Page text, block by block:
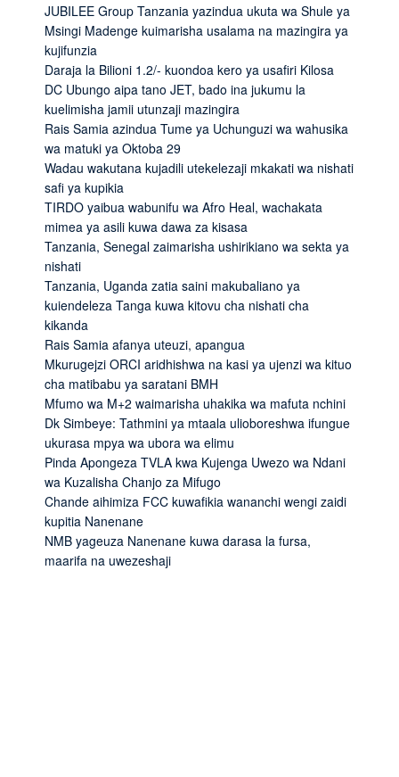
JUBILEE Group Tanzania yazindua ukuta wa Shule ya
Msingi Madenge kuimarisha usalama na mazingira ya
kujifunzia
Daraja la Bilioni 1.2/- kuondoa kero ya usafiri Kilosa
DC Ubungo aipa tano JET, bado ina jukumu la
kuelimisha jamii utunzaji mazingira
Rais Samia azindua Tume ya Uchunguzi wa wahusika
wa matuki ya Oktoba 29
Wadau wakutana kujadili utekelezaji mkakati wa nishati
safi ya kupikia
TIRDO yaibua wabunifu wa Afro Heal, wachakata
mimea ya asili kuwa dawa za kisasa
Tanzania, Senegal zaimarisha ushirikiano wa sekta ya
nishati
Tanzania, Uganda zatia saini makubaliano ya
kuiendeleza Tanga kuwa kitovu cha nishati cha
kikanda
Rais Samia afanya uteuzi, apangua
Mkurugejzi ORCI aridhishwa na kasi ya ujenzi wa kituo
cha matibabu ya saratani BMH
Mfumo wa M+2 waimarisha uhakika wa mafuta nchini
Dk Simbeye: Tathmini ya mtaala ulioboreshwa ifungue
ukurasa mpya wa ubora wa elimu
Pinda Apongeza TVLA kwa Kujenga Uwezo wa Ndani
wa Kuzalisha Chanjo za Mifugo
Chande aihimiza FCC kuwafikia wananchi wengi zaidi
kupitia Nanenane
NMB yageuza Nanenane kuwa darasa la fursa,
maarifa na uwezeshaji